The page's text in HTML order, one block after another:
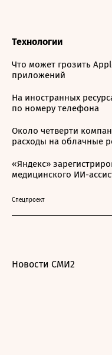
Технологии
Что может грозить
приложений
На иностранных
по номеру телефона
Около четверти
расходы на облачные
«Яндекс»
медицинского ИИ-
Спецпроект
Новости СМИ2